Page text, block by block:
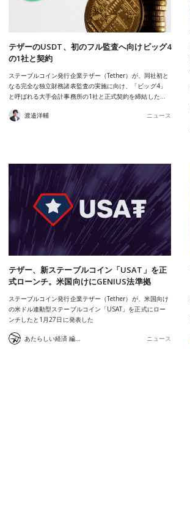
テザーのUSDT、初のフル監査へ向けビッグ4
の1社と契約
ステーブルコイン発行企業テザー（Tether）が、同社初と
なる完全な独立財務諸表監査の実施に向け、「ビッグ4」
と呼ばれる大手会計事務所の1社と正式契約を締結した…
渡邉洋輔 ニュース
テザー、新ステーブルコイン「USAT」を正
式ローンチ。米国向けにGENIUS法準拠
ステーブルコイン発行企業テザー（Tether）が、米国向け
の米ドル連動型ステーブルコイン「USAT」を正式にロー
ンチしたと1月27日に発表した
あたらしい経済 編集部 ニュース